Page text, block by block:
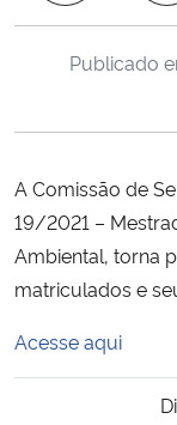
Ministério do Meio
Ministério do Turismo
Ministério do
Publicado
A Comissão de
19/2021 –
Ambiental, torna
matriculados e
Acesse aqui